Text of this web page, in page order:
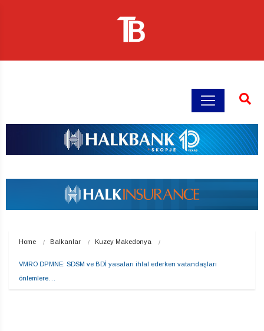
Home Balkanlar Kuzey Makedonya
VMRO DPMNE: SDSM ve BDİ yasaları ihlal ederken vatandaşları
önlemlere…